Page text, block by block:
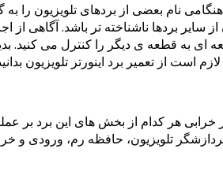
هنگامی نام بعضی از بردهای
سایر بردها ناشناخته تر باشد. آگاهی
ای به قطعه ی دیگر را کنترل می کنید.
از تعمیر برد اینورتر تلویزیون
هر کدام از بخش های این برد بر
تلویزیون، حافظه رم، ورودی